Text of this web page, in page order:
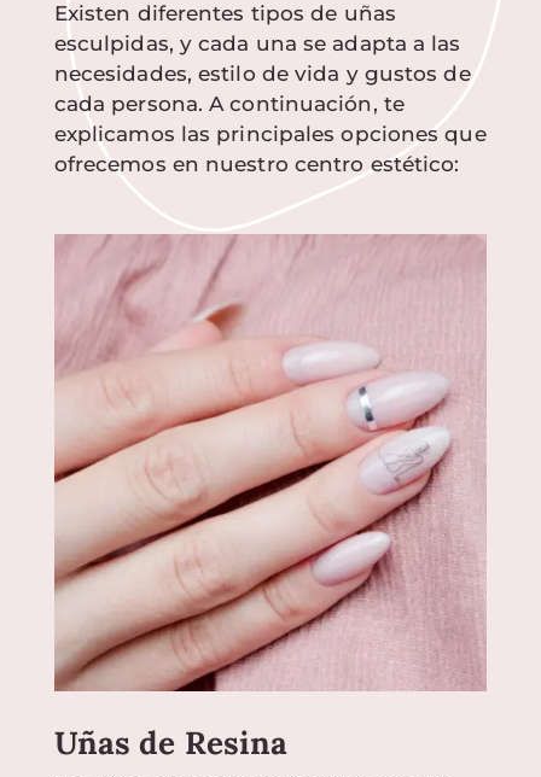
Existen diferentes tipos de uñas
esculpidas, y cada una se adapta a las
necesidades, estilo de vida y gustos de
cada persona. A continuación, te
explicamos las principales opciones que
ofrecemos en nuestro centro estético:
Uñas de Resina